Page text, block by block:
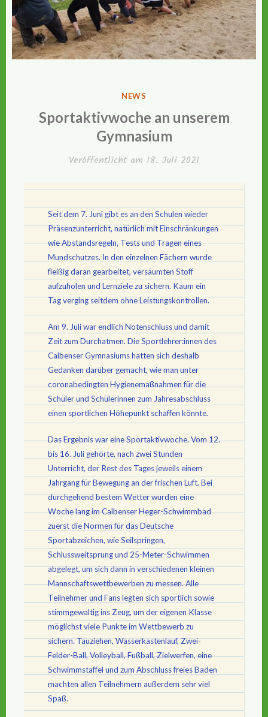
VERÖFFENTLICHT
NEWS
Sportaktivwoche an unserem
Gymnasium
Veröffentlicht am 18. Juli 2021
Seit dem 7. Juni gibt es an den Schulen wieder
Präsenzunterricht, natürlich mit Einschränkungen
wie Abstandsregeln, Tests und Tragen eines
Mundschutzes. In den einzelnen Fächern wurde
fleißig daran gearbeitet, versäumten Stoff
aufzuholen und Lernziele zu sichern. Kaum ein
Tag verging seitdem ohne Leistungskontrollen.
Am 9. Juli war endlich Notenschluss und damit
Zeit zum Durchatmen. Die Sportlehrer:innen des
Calbenser Gymnasiums hatten sich deshalb
Gedanken darüber gemacht, wie man unter
coronabedingten Hygienemaßnahmen für die
Schüler und Schülerinnen zum Jahresabschluss
einen sportlichen Höhepunkt schaffen könnte.
Das Ergebnis war eine Sportaktivwoche. Vom 12.
bis 16. Juli gehörte, nach zwei Stunden
Unterricht, der Rest des Tages jeweils einem
Jahrgang für Bewegung an der frischen Luft. Bei
durchgehend bestem Wetter wurden eine
Woche lang im Calbenser Heger-Schwimmbad
zuerst die Normen für das Deutsche
Sportabzeichen, wie Seilspringen,
Schlussweitsprung und 25-Meter-Schwimmen
abgelegt, um sich dann in verschiedenen kleinen
Mannschaftswettbewerben zu messen. Alle
Teilnehmer und Fans legten sich sportlich sowie
stimmgewaltig ins Zeug, um der eigenen Klasse
möglichst viele Punkte im Wettbewerb zu
sichern. Tauziehen, Wasserkastenlauf, Zwei-
Felder-Ball, Volleyball, Fußball, Zielwerfen, eine
Schwimmstaffel und zum Abschluss freies Baden
machten allen Teilnehmern außerdem sehr viel
Spaß.